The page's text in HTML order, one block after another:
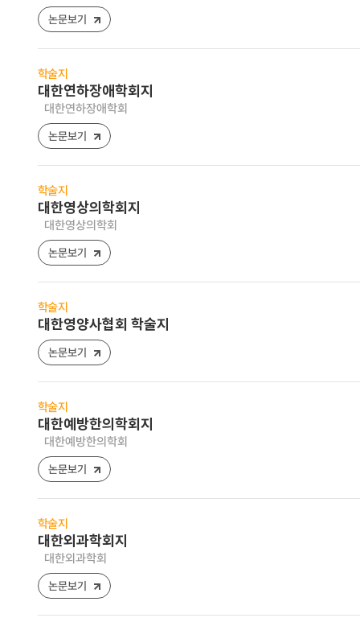
논문보기
학술지
대한연하장애학회지
대한연하장애학회
논문보기
학술지
대한영상의학회지
대한영상의학회
논문보기
학술지
대한영양사협회 학술지
논문보기
학술지
대한예방한의학회지
대한예방한의학회
논문보기
학술지
대한외과학회지
대한외과학회
논문보기